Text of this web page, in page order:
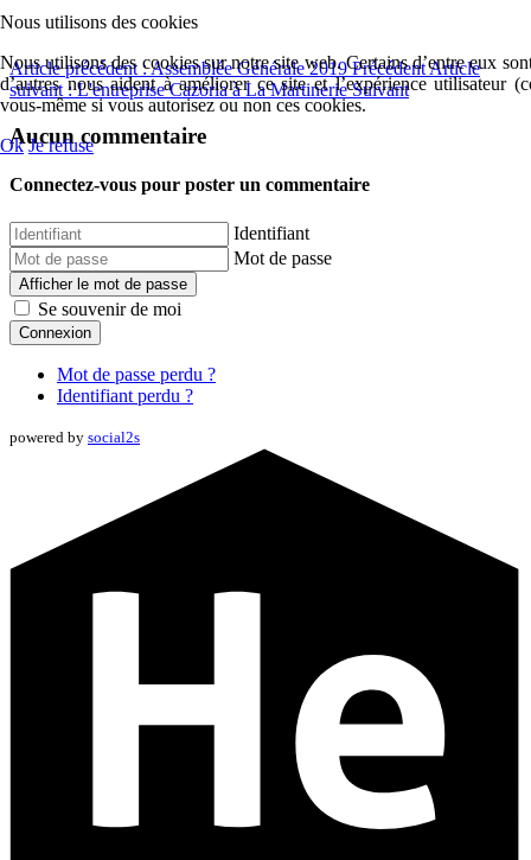
Article précédent : Assemblée Générale 2019PrécédentArticle
suivant : L'entreprise Cazorla à La MartinerieSuivant
Aucun commentaire
Connectez-vous pour poster un commentaire
Identifiant
Mot de passe
Afficher le mot de passe
Se souvenir de moi
Connexion
Mot de passe perdu ?
Identifiant perdu ?
powered by social2s
Nous utilisons des cookies
Nous utilisons des cookies sur notre site web. Certains d’entre eux
d’autres nous aident à améliorer ce site et l’expérience utilisateur
vous-même si vous autorisez ou non ces cookies.
Ok Je refuse